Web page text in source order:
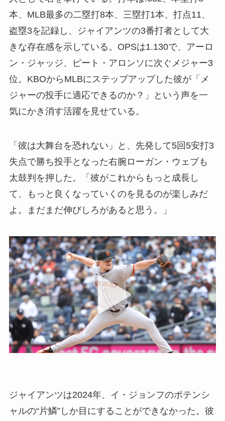
本、MLB最多の二塁打8本、三塁打1本、打点11、
盗塁3を記録し、ジャイアンツの3番打者として大
きな存在感を示している。OPSは1.130で、アーロ
ン・ジャッジ、ピート・アロンソに次ぐメジャー3
位。KBOからMLBにステップアップした彼が「メ
ジャーの投手に適応できるのか？」という声を一
気にかき消す活躍を見せている。
「彼は大舞台を恐れない」と、先発して5回5安打3
失点で勝ち投手となった右腕ローガン・ウェブも
太鼓判を押した。「彼がこれからもっと成長し
て、もっと良くなっていくのを見るのが楽しみだ
よ。まだまだ伸びしろがあると思う。」
ジャイアンツは2024年、イ・ジョンフのポテンシ
ャルの“片鱗”しか目にすることができなかった。彼